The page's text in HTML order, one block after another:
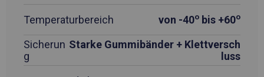
Temperaturbereich von -40o bis +60o
Sicherun
g
Starke Gummibänder + Klettversch
luss